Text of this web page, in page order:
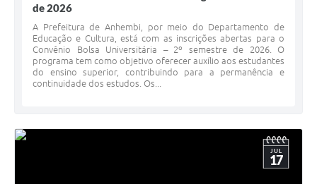
de 2026
A Prefeitura de Anhembi, por meio do Departamento de
Educação e Cultura, está com as inscrições abertas para o
Convênio Bolsa Universitária – 2º semestre de 2026. O
programa tem como objetivo oferecer auxílio aos estudantes
do ensino superior, contribuindo para a permanência e
continuidade dos estudos. Os...
JUL
17